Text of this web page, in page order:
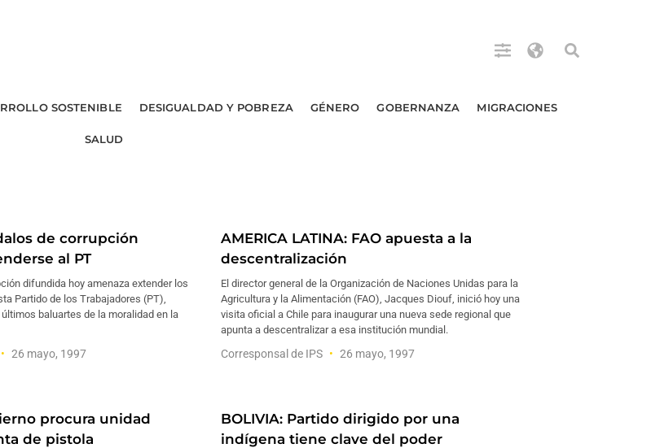
SOSTENIBLE DESIGUALDAD Y POBREZA GÉNERO GOBERNANZA MIGRACIONES
SALUD
de corrupción
al PT
difundida hoy amenaza extender los
Partido de los Trabajadores (PT),
baluartes de la moralidad en la
26 mayo, 1997
AMERICA LATINA: FAO apuesta a la
descentralización
El director general de la Organización de Naciones Unidas para la
Agricultura y la Alimentación (FAO), Jacques Diouf, inició hoy una
visita oficial a Chile para inaugurar una nueva sede regional que
apunta a descentralizar a esa institución mundial.
Corresponsal de IPS 26 mayo, 1997
procura unidad
de pistola
BOLIVIA: Partido dirigido por una
indígena tiene clave del poder